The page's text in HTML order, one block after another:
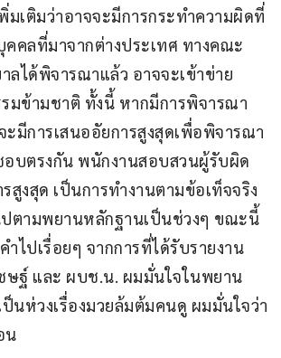
เติมว่าอาจจะมีการกระทำความผิดที่
คลที่มาจากต่างประเทศ ทางคณะ
ลได้พิจารณาแล้ว อาจจะเข้าข่าย
มข้ามชาติ ทั้งนี้ หากมีการพิจารณา
ะมีการเสนออัยการสูงสุดเพื่อพิจารณา
บตรงกัน พนักงานสอบสวนผู้รับผิด
สูงสุด เป็นการทำงานตามข้อเท็จจริง
ตามพยานหลักฐานเป็นช่วงๆ ขณะนี้
ำไปเรื่อยๆ จากการที่ได้รับรายงาน
ษฐ์ และ ผบช.น. ผมมั่นใจในพยาน
นห่วงเรื่องมวยล้มต้มคนดู ผมมั่นใจว่า
น